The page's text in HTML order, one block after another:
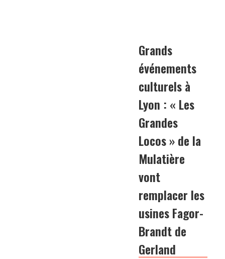
Grands
événements
culturels à
Lyon : « Les
Grandes
Locos » de la
Mulatière
vont
remplacer les
usines Fagor-
Brandt de
Gerland